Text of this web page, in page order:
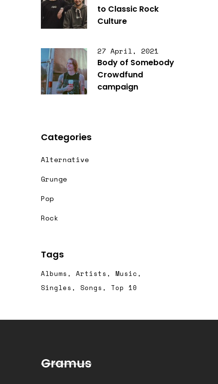
to Classic Rock
Culture
Body of Somebody
Crowdfund
campaign
27 April, 2021
Categories
Alternative
Grunge
Pop
Rock
Tags
Albums Artists
Music
Singles
Songs Top 10